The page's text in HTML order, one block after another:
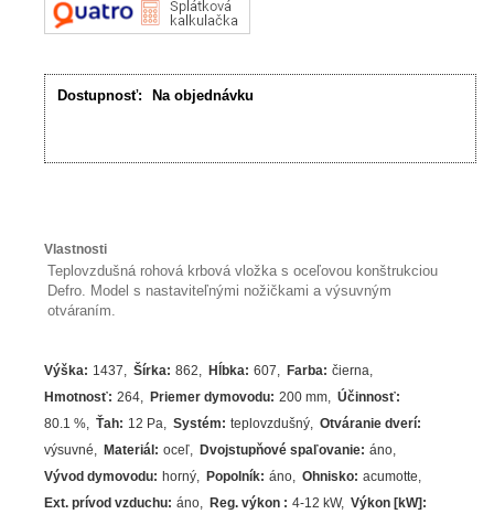
Dostupnosť: Na objednávku
Vlastnosti
Teplovzdušná rohová krbová vložka s oceľovou konštrukciou
Defro. Model s nastaviteľnými nožičkami a výsuvným
otváraním.
Výška: 1437 Šírka: 862 Hĺbka: 607 Farba: čierna
Hmotnosť: 264 Priemer dymovodu: 200 mm Účinnosť:
80.1% Ťah: 12 Pa Systém: teplovzdušný Otváranie dverí:
výsuvné
Materiál : oceľ Dvojstupňové spaľovanie: áno
Vývod dymovodu: horný Popolník: áno Ohnisko: acumotte
Ext. prívod vzduchu: áno Reg. výkon : 4-12 kW Výkon [kW] :